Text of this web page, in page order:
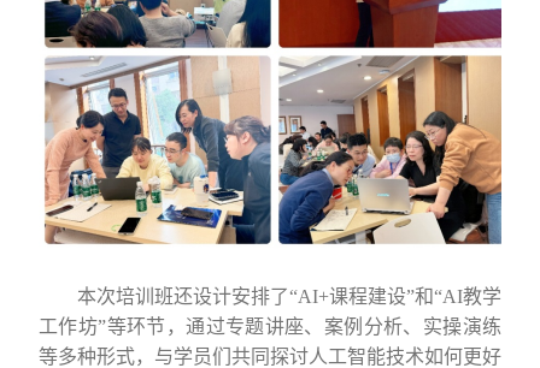
本次培训班还设计安排了“AI+课程建设”和“AI教学
工作坊”等环节，通过专题讲座、案例分析、实操演练
等多种形式，与学员们共同探讨人工智能技术如何更好